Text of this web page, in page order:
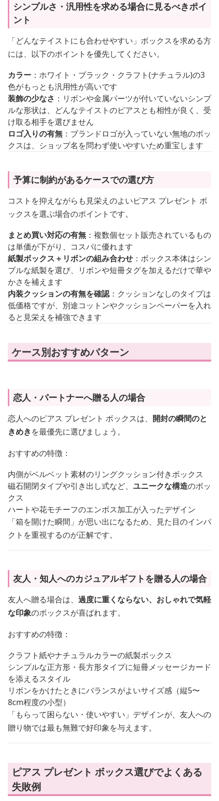
シンプルさ・汎用性を求める場合に見るべきポイ
ント
「どんなテイストにも合わせやすい」ボックスを求める方
には、以下のポイントを優先してください。
カラー ：ホワイト・ブラック・クラフト(ナチュラル)の3
色がもっとも汎用性が高いです
装飾の少なさ ：リボンや金属パーツが付いていないシンプ
ルな形状は、どんなテイストのピアスとも相性が良く、受
け取る相手を選びません
ロゴ入りの有無 ：ブランドロゴが入っていない無地のボッ
クスは、ショップ名を問わず使いやすいため重宝します
予算に制約があるケースでの選び方
コストを抑えながらも見栄えのよいピアス プレゼント ボ
ックスを選ぶ場合のポイントです。
まとめ買い対応の有無 ：複数個セット販売されているもの
は単価が下がり、コスパに優れます
紙製ボックス＋リボンの組み合わせ ：ボックス本体はシン
プルな紙製を選び、リボンや短冊タグを加えるだけで華や
かさを補えます
内装クッションの有無を確認：クッションなしのタイプは
低価格ですが、別途コットンやクッションペーパーを入れ
ると見栄えを補強できます
ケース別おすすめパターン
恋人・パートナーへ贈る人の場合
恋人へのピアス プレゼント ボックスは、 開封の瞬間のと
きめきを最優先に選びましょう。
おすすめの特徴：
内側がベルベット素材のリングクッション付きボックス
磁石開閉タイプや引き出し式など、 ユニークな構造のボッ
クス
ハートや花モチーフのエンボス加工が入ったデザイン
「箱を開けた瞬間」が思い出になるため、見た目のインパ
クトを重視するのが正解です。
友人・知人へのカジュアルギフトを贈る人の場合
友人へ贈る場合は、 過度に重くならない、おしゃれで気軽
な印象のボックスが喜ばれます。
おすすめの特徴：
クラフト紙やナチュラルカラーの紙製ボックス
シンプルな正方形・長方形タイプに短冊メッセージカード
を添えるスタイル
リボンをかけたときにバランスがよいサイズ感（縦5〜
8cm程度の小型）
「もらって困らない・使いやすい」デザインが、友人への
贈り物では最も無難で好印象を与えます。
ピアス プレゼント ボックス選びでよくある
失敗例